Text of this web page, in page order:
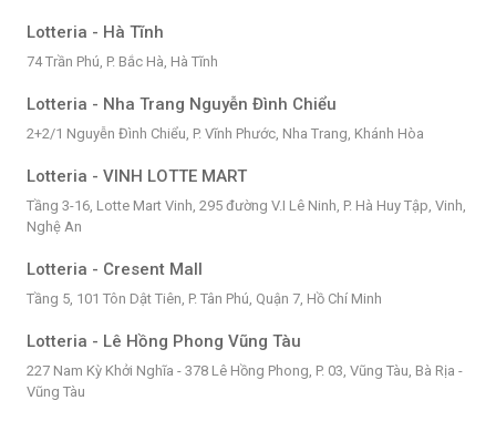
Lotteria - Hà Tĩnh
74 Trần Phú, P. Bắc Hà, Hà Tĩnh
Lotteria - Nha Trang Nguyễn Đình Chiểu
2+2/1 Nguyễn Đình Chiểu, P. Vĩnh Phước, Nha Trang, Khánh Hòa
Lotteria - VINH LOTTE MART
Tầng 3-16, Lotte Mart Vinh, 295 đường V.I Lê Ninh, P. Hà Huy Tập, Vinh,
Nghệ An
Lotteria - Cresent Mall
Tầng 5, 101 Tôn Dật Tiên, P. Tân Phú, Quận 7, Hồ Chí Minh
Lotteria - Lê Hồng Phong Vũng Tàu
227 Nam Kỳ Khởi Nghĩa - 378 Lê Hồng Phong, P. 03, Vũng Tàu, Bà Rịa -
Vũng Tàu